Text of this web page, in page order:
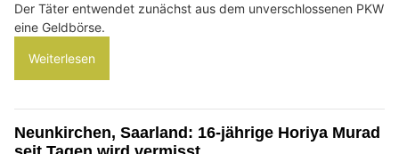
Der Täter entwendet zunächst aus dem unverschlossenen PKW
eine Geldbörse.
Weiterlesen
Neunkirchen, Saarland: 16-jährige Horiya Murad